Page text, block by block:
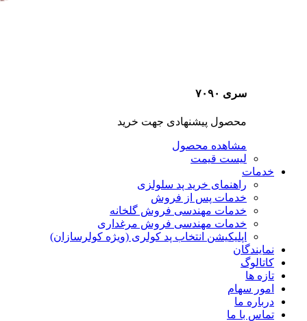
سری ۷۰۹۰
محصول پیشنهادی جهت خرید
مشاهده محصول
لیست قیمت
خدمات
راهنمای خرید پد سلولزی
خدمات پس از فروش
خدمات مهندسی فروش گلخانه
خدمات مهندسی فروش مرغداری
اپلیکیشن انتخاب پد کولری (ویژه کولرسازان)
نمایندگان
کاتالوگ
تازه ها
امور سهام
درباره ما
تماس با ما